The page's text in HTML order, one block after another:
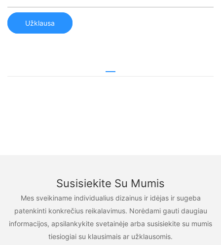
Užklausa
Susisiekite Su Mumis
Mes sveikiname individualius dizainus ir idėjas ir sugeba
patenkinti konkrečius reikalavimus. Norėdami gauti daugiau
informacijos, apsilankykite svetainėje arba susisiekite su mumis
tiesiogiai su klausimais ar užklausomis.